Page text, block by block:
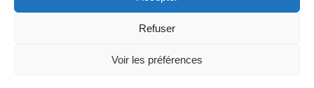
Refuser
Voir les préférences
-Données personnelles
confidentialité-Avertissement